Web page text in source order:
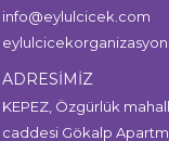
info@eylulcicek.com
ADRESİMİZ
KEPEZ, Özgürlük
caddesi Gökalp